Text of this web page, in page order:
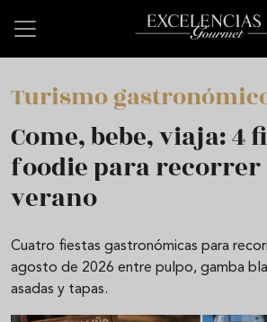
Turismo
Come, bebe, viaja: 4
foodie para recorrer
verano
Cuatro fiestas gastronómicas para
agosto de 2026 entre pulpo, gamba
asadas y tapas.